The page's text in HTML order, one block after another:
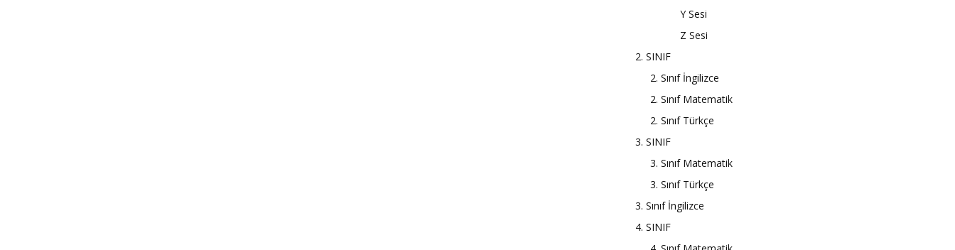
Y Sesi
Z Sesi
2. SINIF
2. Sınıf İngilizce
2. Sınıf Matematik
2. Sınıf Türkçe
3. SINIF
3. Sınıf Matematik
3. Sınıf Türkçe
3. Sınıf İngilizce
4. SINIF